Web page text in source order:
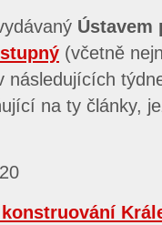
Ústavem
(včetně
následujících
na ty články,